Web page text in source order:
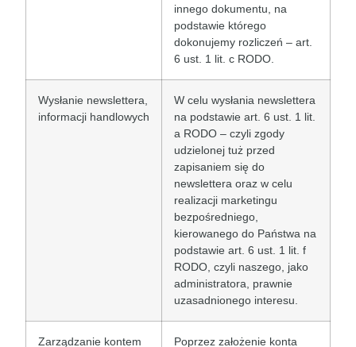
innego dokumentu, na
podstawie którego
dokonujemy rozliczeń – art.
6 ust. 1 lit. c RODO.
Wysłanie newslettera,
informacji handlowych
W celu wysłania newslettera
na podstawie art. 6 ust. 1 lit.
a RODO – czyli zgody
udzielonej tuż przed
zapisaniem się do
newslettera oraz w celu
realizacji marketingu
bezpośredniego,
kierowanego do Państwa na
podstawie art. 6 ust. 1 lit. f
RODO, czyli naszego, jako
administratora, prawnie
uzasadnionego interesu.
Zarządzanie kontem
Poprzez założenie konta